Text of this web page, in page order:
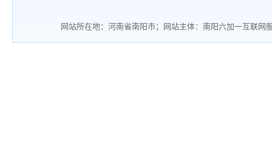
网站所在地：河南省南阳市；网站主体：南阳六加一互联